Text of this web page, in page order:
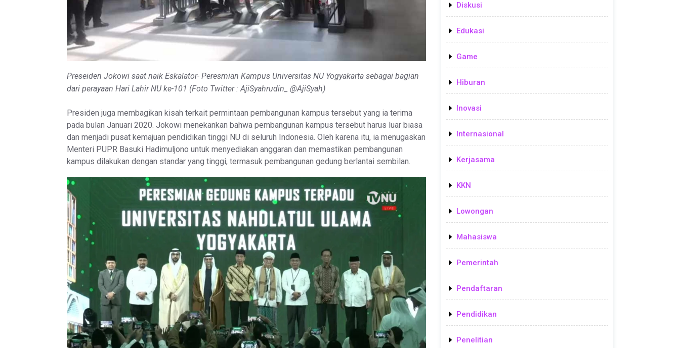
Preseiden Jokowi saat naik Eskalator- Peresmian Kampus Universitas NU Yogyakarta sebagai bagian
dari perayaan Hari Lahir NU ke-101 (Foto Twitter : AjiSyahrudin_ @AjiSyah)
Presiden juga membagikan kisah terkait permintaan pembangunan kampus tersebut yang ia terima
pada bulan Januari 2020. Jokowi menekankan bahwa pembangunan kampus tersebut harus luar biasa
dan menjadi pusat kemajuan pendidikan tinggi NU di seluruh Indonesia. Oleh karena itu, ia menugaskan
Menteri PUPR Basuki Hadimuljono untuk menyediakan anggaran dan memastikan pembangunan
kampus dilakukan dengan standar yang tinggi, termasuk pembangunan gedung berlantai sembilan.
Diskusi
Edukasi
Game
Hiburan
Inovasi
Internasional
Kerjasama
KKN
Lowongan
Mahasiswa
Pemerintah
Pendaftaran
Pendidikan
Penelitian